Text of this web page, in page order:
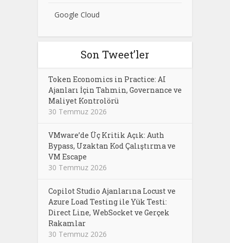
Google Cloud
Son Tweet’ler
Token Economics in Practice: AI
Ajanları İçin Tahmin, Governance ve
Maliyet Kontrolörü
30 Temmuz 2026
VMware’de Üç Kritik Açık: Auth
Bypass, Uzaktan Kod Çalıştırma ve
VM Escape
30 Temmuz 2026
Copilot Studio Ajanlarına Locust ve
Azure Load Testing ile Yük Testi:
Direct Line, WebSocket ve Gerçek
Rakamlar
30 Temmuz 2026